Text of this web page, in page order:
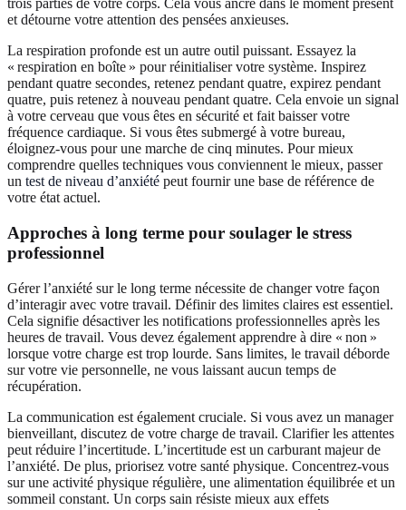
trois parties de votre corps. Cela vous ancre dans le moment présent
et détourne votre attention des pensées anxieuses.
La respiration profonde est un autre outil puissant. Essayez la
« respiration en boîte » pour réinitialiser votre système. Inspirez
pendant quatre secondes, retenez pendant quatre, expirez pendant
quatre, puis retenez à nouveau pendant quatre. Cela envoie un signal
à votre cerveau que vous êtes en sécurité et fait baisser votre
fréquence cardiaque. Si vous êtes submergé à votre bureau,
éloignez‑vous pour une marche de cinq minutes. Pour mieux
comprendre quelles techniques vous conviennent le mieux, passer
un test de niveau d’anxiété peut fournir une base de référence de
votre état actuel.
Approches à long terme pour soulager le stress
professionnel
Gérer l’anxiété sur le long terme nécessite de changer votre façon
d’interagir avec votre travail. Définir des limites claires est essentiel.
Cela signifie désactiver les notifications professionnelles après les
heures de travail. Vous devez également apprendre à dire « non »
lorsque votre charge est trop lourde. Sans limites, le travail déborde
sur votre vie personnelle, ne vous laissant aucun temps de
récupération.
La communication est également cruciale. Si vous avez un manager
bienveillant, discutez de votre charge de travail. Clarifier les attentes
peut réduire l’incertitude. L’incertitude est un carburant majeur de
l’anxiété. De plus, priorisez votre santé physique. Concentrez‑vous
sur une activité physique régulière, une alimentation équilibrée et un
sommeil constant. Un corps sain résiste mieux aux effets